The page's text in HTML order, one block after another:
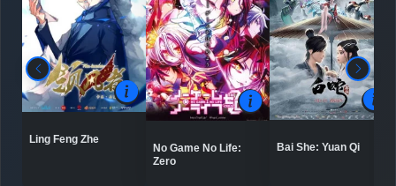
Ling Feng Zhe
No Game No Life:
Zero
Bai She: Yuan Qi